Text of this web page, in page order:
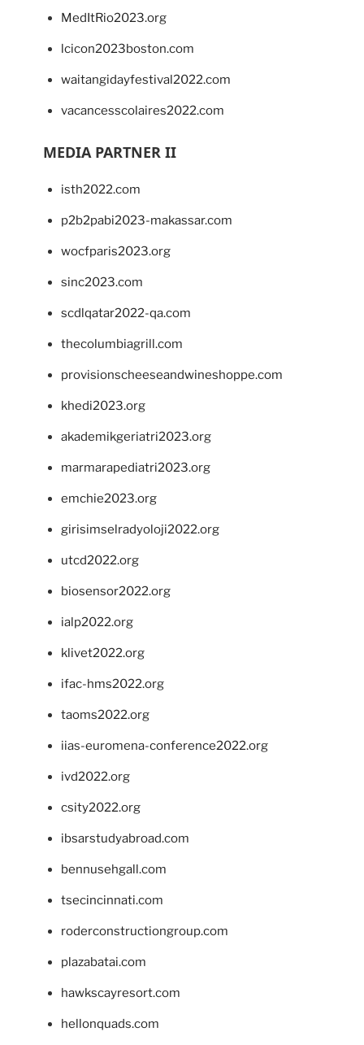
MedItRio2023.org
lcicon2023boston.com
waitangidayfestival2022.com
vacancesscolaires2022.com
MEDIA PARTNER II
isth2022.com
p2b2pabi2023-makassar.com
wocfparis2023.org
sinc2023.com
scdlqatar2022-qa.com
thecolumbiagrill.com
provisionscheeseandwineshoppe.com
khedi2023.org
akademikgeriatri2023.org
marmarapediatri2023.org
emchie2023.org
girisimselradyoloji2022.org
utcd2022.org
biosensor2022.org
ialp2022.org
klivet2022.org
ifac-hms2022.org
taoms2022.org
iias-euromena-conference2022.org
ivd2022.org
csity2022.org
ibsarstudyabroad.com
bennusehgall.com
tsecincinnati.com
roderconstructiongroup.com
plazabatai.com
hawkscayresort.com
hellonquads.com